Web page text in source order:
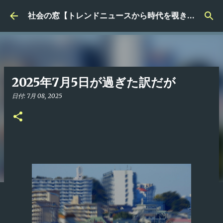
スキップしてメイン コンテンツに移動 社会の窓【トレンドニュースから時代を覗き見る】
2025年7月5日が過ぎた訳だが
日付: 7月 08, 2025